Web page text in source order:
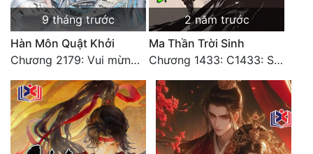
Xuyên Thư
Điền Văn
Đông Phương
Đông Phương Huyền Huyễn
9 tháng trước
Hàn Môn Quật Khởi
Chương 2179: Vui mừng khôn xiết
2 năm trước
Ma Thần Trời Sinh
Chương 1433: C1433: Sắc phong đại kết cục3